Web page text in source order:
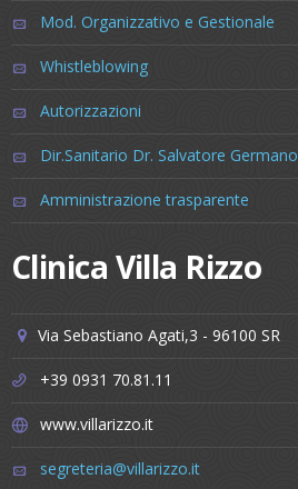
Mod. Organizzativo e Gestionale
Whistleblowing
Autorizzazioni
Dir.Sanitario Dr. Salvatore Germano
Amministrazione trasparente
Clinica Villa Rizzo
Via Sebastiano Agati,3 - 96100 SR
+39 0931 70.81.11
www.villarizzo.it
segreteria@villarizzo.it